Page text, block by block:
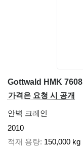
Gottwald HMK 7608
가격은 요청 시 공개
안벽 크레인
2010
적재 용량 150,000 kg